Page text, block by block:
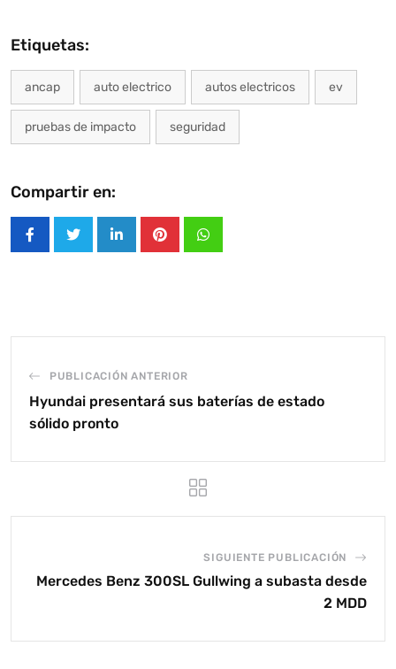
Etiquetas:
ancap auto electrico autos electricos ev
pruebas de impacto seguridad
Compartir en:
LinkedInPinterestWhatsapp
PUBLICACIÓN ANTERIOR
Hyundai presentará sus baterías de estado
sólido pronto
SIGUIENTE PUBLICACIÓN
Mercedes Benz 300SL Gullwing a subasta desde
2 MDD